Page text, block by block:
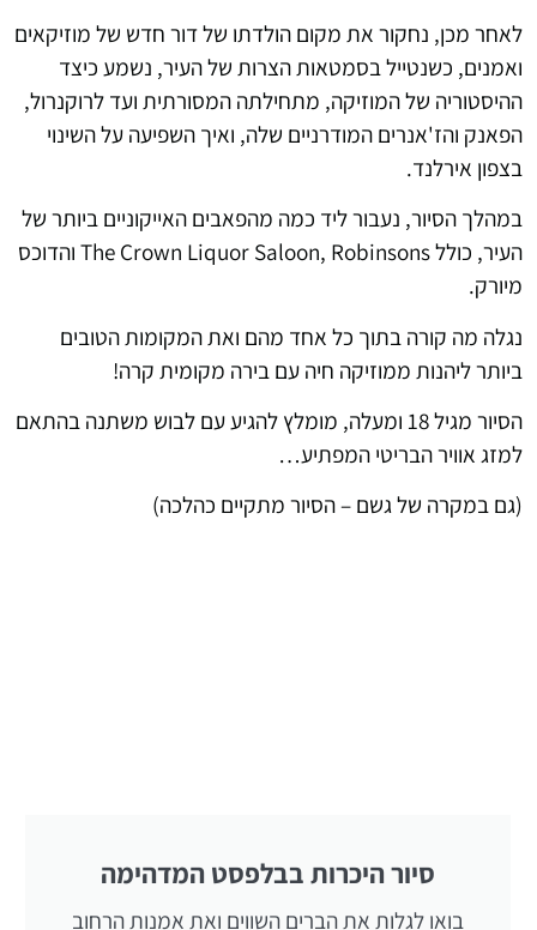
לאחר מכן, נחקור את מקום הולדתו של דור חדש של מוזיקאים
ואמנים, כשנטייל בסמטאות הצרות של העיר, נשמע כיצד
ההיסטוריה של המוזיקה, מתחילתה המסורתית ועד לרוקנרול,
הפאנק והז'אנרים המודרניים שלה, ואיך השפיעה על השינוי
בצפון אירלנד.
במהלך הסיור, נעבור ליד כמה מהפאבים האייקוניים ביותר של
העיר, כולל The Crown Liquor Saloon, Robinsons והדוכס
מיורק.
נגלה מה קורה בתוך כל אחד מהם ואת המקומות הטובים
ביותר ליהנות ממוזיקה חיה עם בירה מקומית קרה!
הסיור מגיל 18 ומעלה, מומלץ להגיע עם לבוש משתנה בהתאם
למזג אוויר הבריטי המפתיע…
(גם במקרה של גשם – הסיור מתקיים כהלכה)
סיור היכרות בבלפסט המדהימה
בואו לגלות את הברים השווים ואת אמנות הרחוב